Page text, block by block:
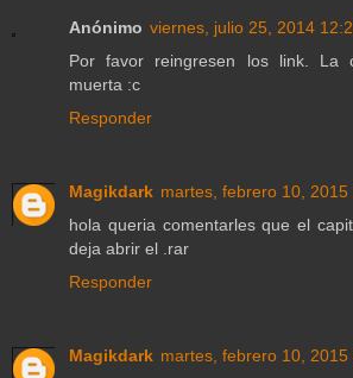
Anónimo viernes, julio 25, 2014
Por favor reingresen los link. La
muerta :c
Responder
Magikdark martes, febrero 10, 2015
hola queria comentarles que el
deja abrir el .rar
Responder
Magikdark martes, febrero 10, 2015